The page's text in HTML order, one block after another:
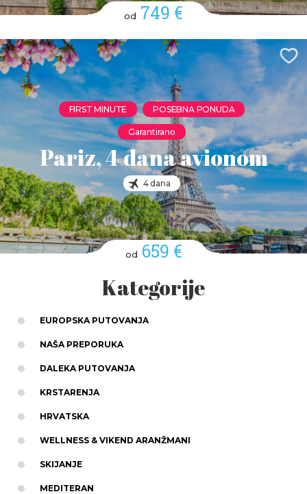
od 749 €
FIRST MINUTE POSEBNA PONUDA
Garantirano
Pariz, 4 dana avionom
4 dana
od 659 €
Kategorije
EUROPSKA PUTOVANJA
NAŠA PREPORUKA
DALEKA PUTOVANJA
KRSTARENJA
HRVATSKA
WELLNESS & VIKEND ARANŽMANI
SKIJANJE
MEDITERAN